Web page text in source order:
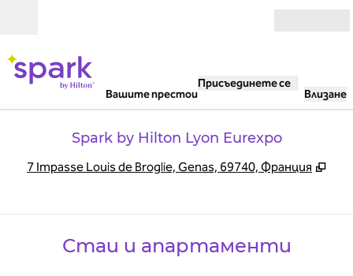
Вашите престои
Присъединете се
Влизане
Spark by Hilton Lyon Eurexpo
7 Impasse Louis de Broglie, Genas, 69740, Франция ,
Стаи и апартаменти